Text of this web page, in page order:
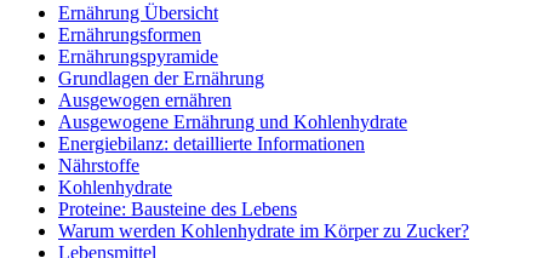
Ernährung Übersicht
Ernährungsformen
Ernährungspyramide
Grundlagen der Ernährung
Ausgewogen ernähren
Ausgewogene Ernährung und Kohlenhydrate
Energiebilanz: detaillierte Informationen
Nährstoffe
Kohlenhydrate
Proteine: Bausteine des Lebens
Warum werden Kohlenhydrate im Körper zu Zucker?
Lebensmittel